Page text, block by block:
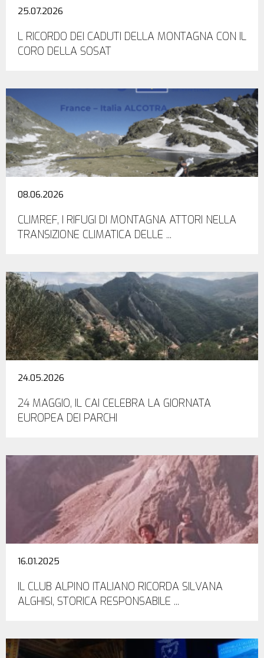
25.07.2026
L RICORDO DEI CADUTI DELLA MONTAGNA CON IL
CORO DELLA SOSAT
08.06.2026
CLIMREF, I RIFUGI DI MONTAGNA ATTORI NELLA
TRANSIZIONE CLIMATICA DELLE ...
24.05.2026
24 MAGGIO, IL CAI CELEBRA LA GIORNATA
EUROPEA DEI PARCHI
16.01.2025
IL CLUB ALPINO ITALIANO RICORDA SILVANA
ALGHISI, STORICA RESPONSABILE ...